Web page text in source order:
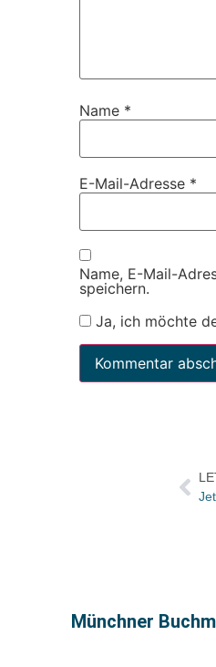
Name *
E-Mail-Adresse *
Name, E-Mail-
speichern.
Ja, ich möchte
Münchner